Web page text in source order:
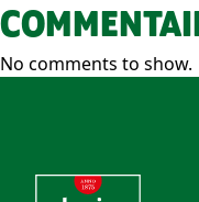
No comments to show.